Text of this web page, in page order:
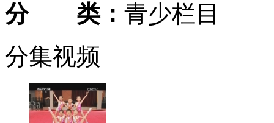
分 类： 青少栏目
分集视频